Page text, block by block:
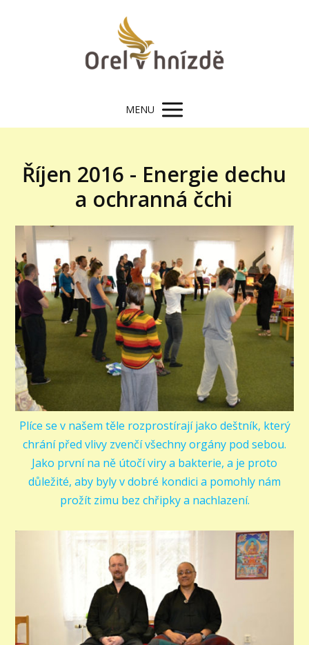
MENU
Říjen 2016 - Energie dechu
a ochranná čchi
Plíce se v našem těle rozprostírají jako deštník, který
chrání před vlivy zvenčí všechny orgány pod sebou.
Jako první na ně útočí viry a bakterie, a je proto
důležité, aby byly v dobré kondici a pomohly nám
prožít zimu bez chřipky a nachlazení.